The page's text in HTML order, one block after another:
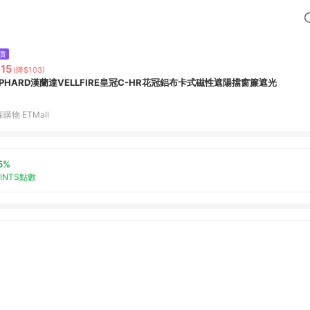
(降$103)
漢蘭達VELLFIRE皇冠C-HR花冠鋁布卡式磁性遮陽擋窗簾遮光
購物 ETMall
點數